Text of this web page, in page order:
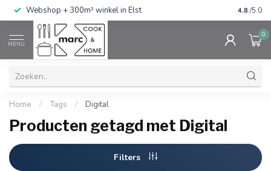
Webshop + 300m² winkel in Elst Gratis
4.8 /5.0
MENU
0
Home / Tags / Digital
Producten getagd met Digital
Filters